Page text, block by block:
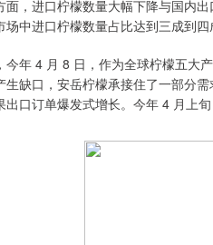
面，进口柠檬数量大幅下降与国内
场中进口柠檬数量占比达到三成到
今年 4 月 8 日，作为全球柠檬五大
生缺口，安岳柠檬承接住了一部分
出口订单爆发式增长。今年 4 月上